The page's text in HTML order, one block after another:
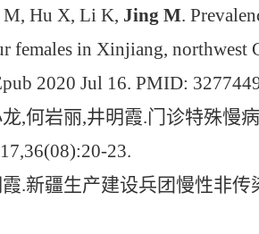
M, Hu X, Li K, Jing M.
females in Xinjiang, northwest
2020 Jul 16. PMID:
,何岩丽,井明霞.门诊特殊慢
23.
.新疆生产建设兵团慢性非